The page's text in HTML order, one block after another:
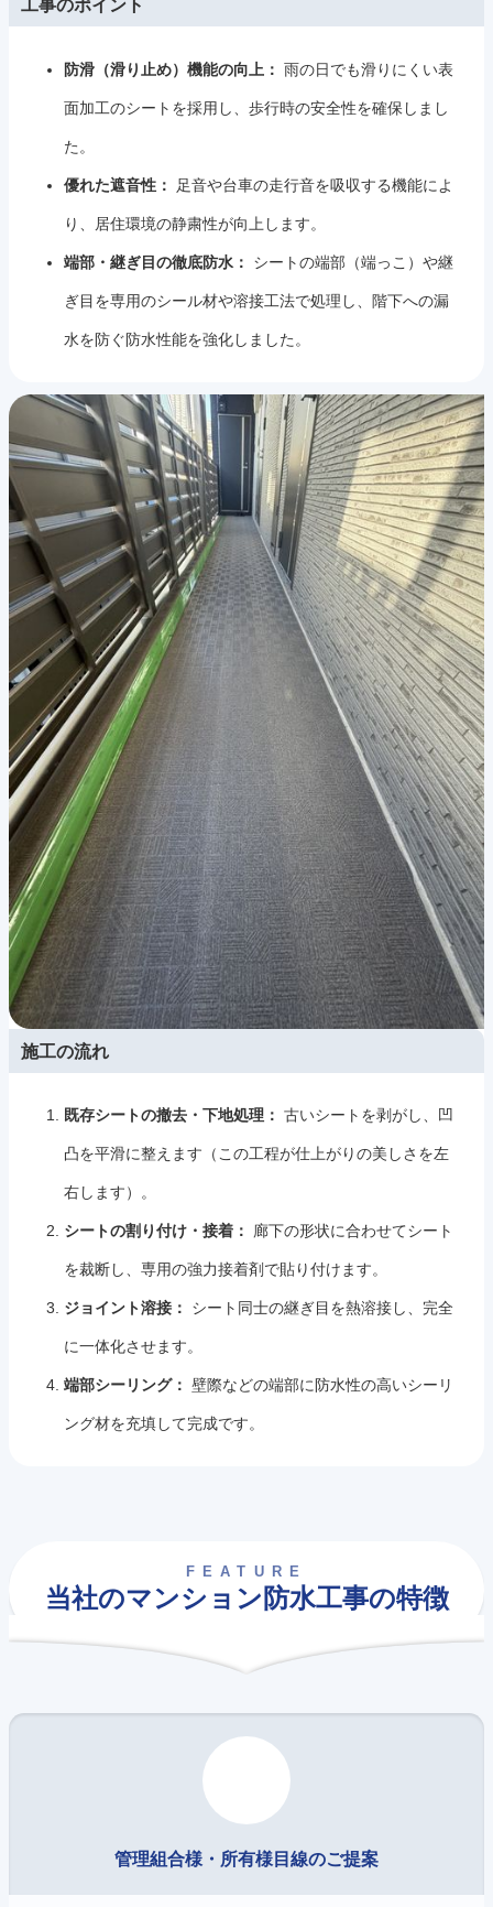
工事のポイント
防滑（滑り止め）機能の向上： 雨の日でも滑りにくい表
面加工のシートを採用し、歩行時の安全性を確保しまし
た。
優れた遮音性： 足音や台車の走行音を吸収する機能によ
り、居住環境の静粛性が向上します。
端部・継ぎ目の徹底防水： シートの端部（端っこ）や継
ぎ目を専用のシール材や溶接工法で処理し、階下への漏
水を防ぐ防水性能を強化しました。
施工の流れ
既存シートの撤去・下地処理： 古いシートを剥がし、凹
凸を平滑に整えます（この工程が仕上がりの美しさを左
右します）。
シートの割り付け・接着： 廊下の形状に合わせてシート
を裁断し、専用の強力接着剤で貼り付けます。
ジョイント溶接： シート同士の継ぎ目を熱溶接し、完全
に一体化させます。
端部シーリング： 壁際などの端部に防水性の高いシーリ
ング材を充填して完成です。
FEATURE
当社のマンション防水工事の特徴
管理組合様・所有様目線のご提案